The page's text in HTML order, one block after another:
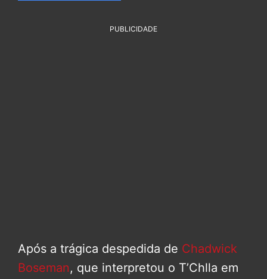
PUBLICIDADE
Após a trágica despedida de Chadwick
Boseman, que interpretou o T’Chlla em